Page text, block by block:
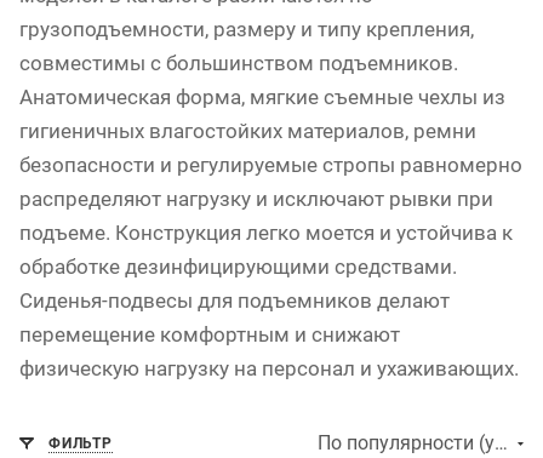
грузоподъемности, размеру и типу крепления,
совместимы с большинством подъемников.
Анатомическая форма, мягкие съемные чехлы из
гигиеничных влагостойких материалов, ремни
безопасности и регулируемые стропы равномерно
распределяют нагрузку и исключают рывки при
подъеме. Конструкция легко моется и устойчива к
обработке дезинфицирующими средствами.
Сиденья-подвесы для подъемников делают
перемещение комфортным и снижают
физическую нагрузку на персонал и ухаживающих.
ФИЛЬТР По популярности (убывание)